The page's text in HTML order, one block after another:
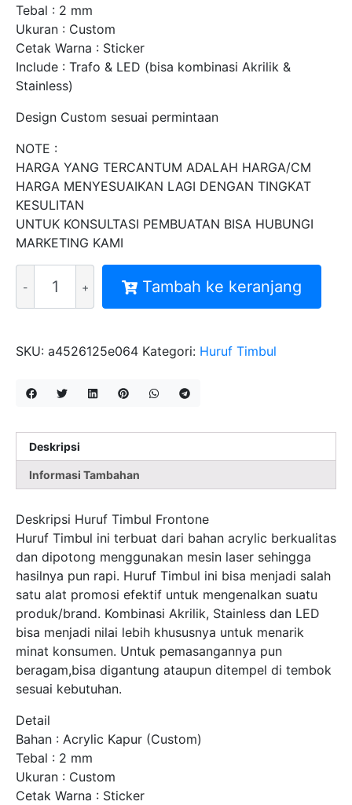
Tebal : 2 mm
Ukuran : Custom
Cetak Warna : Sticker
Include : Trafo & LED (bisa kombinasi Akrilik &
Stainless)
Design Custom sesuai permintaan
NOTE :
HARGA YANG TERCANTUM ADALAH HARGA/CM
HARGA MENYESUAIKAN LAGI DENGAN TINGKAT
KESULITAN
UNTUK KONSULTASI PEMBUATAN BISA HUBUNGI
MARKETING KAMI
MITRA
HURUF
FRONTONE
Tambah ke keranjang
SKU: a4526125e064 Kategori: Huruf Timbul
Deskripsi
Informasi Tambahan
Deskripsi Huruf Timbul Frontone
Huruf Timbul ini terbuat dari bahan acrylic berkualitas
dan dipotong menggunakan mesin laser sehingga
hasilnya pun rapi. Huruf Timbul ini bisa menjadi salah
satu alat promosi efektif untuk mengenalkan suatu
produk/brand. Kombinasi Akrilik, Stainless dan LED
bisa menjadi nilai lebih khususnya untuk menarik
minat konsumen. Untuk pemasangannya pun
beragam,bisa digantung ataupun ditempel di tembok
sesuai kebutuhan.
Detail
Bahan : Acrylic Kapur (Custom)
Tebal : 2 mm
Ukuran : Custom
Cetak Warna : Sticker